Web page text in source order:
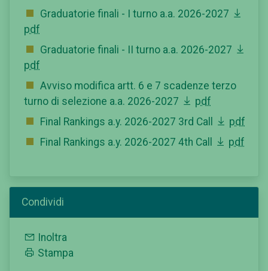
Graduatorie finali - I turno a.a. 2026-2027
pdf
Graduatorie finali - II turno a.a. 2026-2027
pdf
Avviso modifica artt. 6 e 7 scadenze terzo
turno di selezione a.a. 2026-2027
pdf
Final Rankings a.y. 2026-2027 3rd Call
pdf
Final Rankings a.y. 2026-2027 4th Call
pdf
Condividi
Inoltra
Stampa